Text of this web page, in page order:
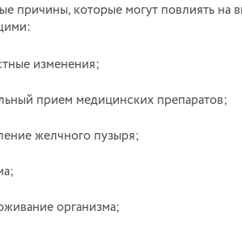
причины, которые могут повлиять на
изменения;
прием медицинских препаратов;
желчного пузыря;
организма;